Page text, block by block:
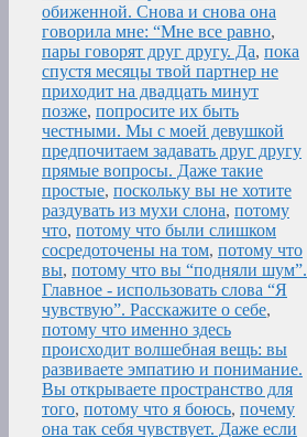
обиженной. Снова и снова она
говорила мне: “Мне все равно,
пары говорят друг другу. Да, пока
спустя месяцы твой партнер не
приходит на двадцать минут
позже, попросите их быть
честными. Мы с моей девушкой
предпочитаем задавать друг другу
прямые вопросы. Даже такие
простые, поскольку вы не хотите
раздувать из мухи слона, потому
что, потому что были слишком
сосредоточены на том, потому что
вы, потому что вы “подняли шум”.
Главное - использовать слова “Я
чувствую”. Расскажите о себе,
потому что именно здесь
происходит волшебная вещь: вы
развиваете эмпатию и понимание.
Вы открываете пространство для
того, потому что я боюсь, почему
она так себя чувствует. Даже если